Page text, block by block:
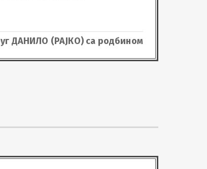
ДАНИЛО (РАЈКО) са родбином